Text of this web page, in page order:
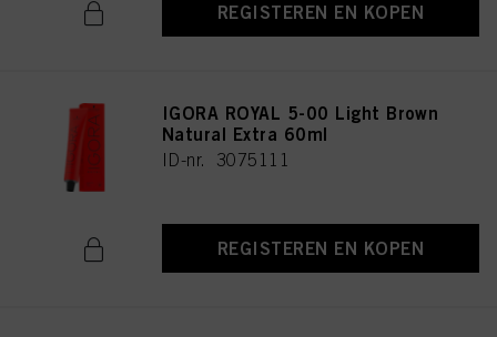
REGISTEREN EN KOPEN
IGORA ROYAL 5-00 Light Brown
Natural Extra 60ml
ID-nr. 3075111
REGISTEREN EN KOPEN